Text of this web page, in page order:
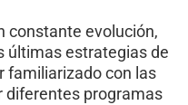
constante evolución,
últimas estrategias de
familiarizado con las
diferentes programas